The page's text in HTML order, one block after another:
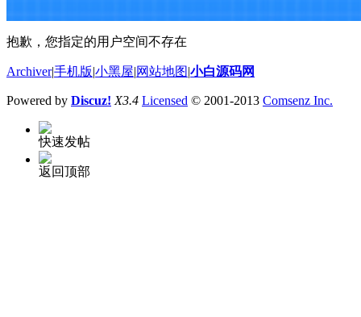
抱歉，您指定的用户空间不存在
Archiver|手机版 小黑屋 网站地图 小白源码网
Powered by Discuz! X3.4 Licensed © 2001-2013 Comsenz Inc.
快速发帖
返回顶部